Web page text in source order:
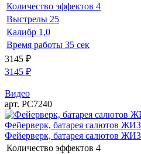
Количество эффектов 4
Выстрелы 25
Калибр 1,0
Время работы 35 сек
3145 ₽
3145 ₽
Видео
арт. РС7240
Фейерверк, батарея салютов
Фейерверк, батарея салютов
Количество эффектов 4